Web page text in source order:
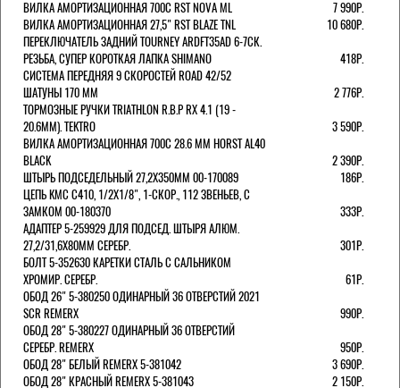
ВИЛКА АМОРТИЗАЦИОННАЯ 700С RST NOVA ML
7 990Р.
ВИЛКА АМОРТИЗАЦИОННАЯ 27,5" RST BLAZE TNL
10 680Р.
ПЕРЕКЛЮЧАТЕЛЬ ЗАДНИЙ TOURNEY ARDFT35AD 6-7СК.
РЕЗЬБА, СУПЕР КОРОТКАЯ ЛАПКА SHIMANO
418Р.
СИСТЕМА ПЕРЕДНЯЯ 9 СКОРОСТЕЙ ROAD 42/52
ШАТУНЫ 170 ММ
2 776Р.
ТОРМОЗНЫЕ РУЧКИ TRIATHLON R.B.P RX 4.1 (19 -
20.6ММ). TEKTRO
3 590Р.
ВИЛКА АМОРТИЗАЦИОННАЯ 700C 28.6 ММ HORST AL40
BLACK
2 390Р.
ШТЫРЬ ПОДСЕДЕЛЬНЫЙ 27,2Х350ММ 00-170089
186Р.
ЦЕПЬ KMC C410, 1/2Х1/8", 1-СКОР., 112 ЗВЕНЬЕВ, С
ЗАМКОМ 00-180370
333Р.
АДАПТЕР 5-259929 ДЛЯ ПОДСЕД. ШТЫРЯ АЛЮМ.
27,2/31,6Х80ММ СЕРЕБР.
301Р.
БОЛТ 5-352630 КАРЕТКИ СТАЛЬ С САЛЬНИКОМ
ХРОМИР. СЕРЕБР.
61Р.
ОБОД 26" 5-380250 ОДИНАРНЫЙ 36 ОТВЕРСТИЙ 2021
SCR REMERX
990Р.
ОБОД 28" 5-380227 ОДИНАРНЫЙ 36 ОТВЕРСТИЙ
СЕРЕБР. REMERX
950Р.
ОБОД 28" БЕЛЫЙ REMERX 5-381042
3 690Р.
ОБОД 28" КРАСНЫЙ REMERX 5-381043
2 150Р.